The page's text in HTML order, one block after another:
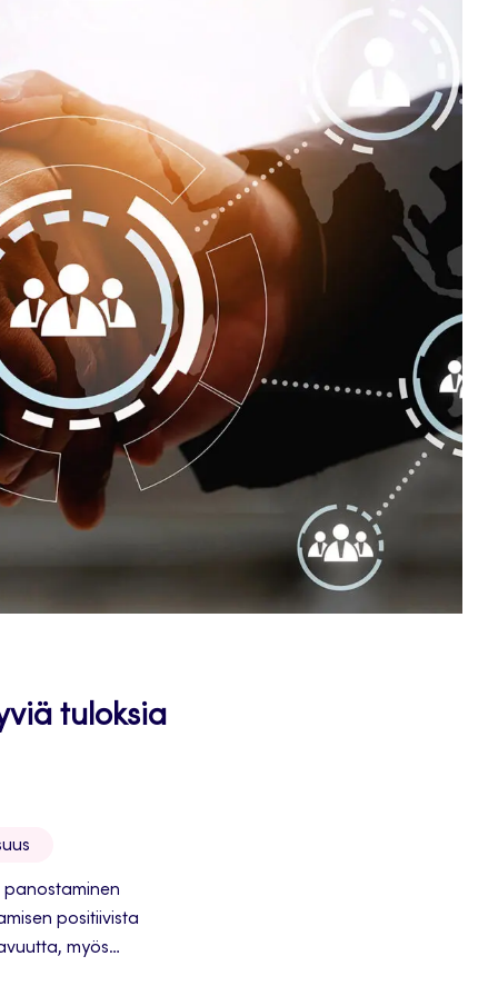
tuloksia
panostaminen
positiivista
myös